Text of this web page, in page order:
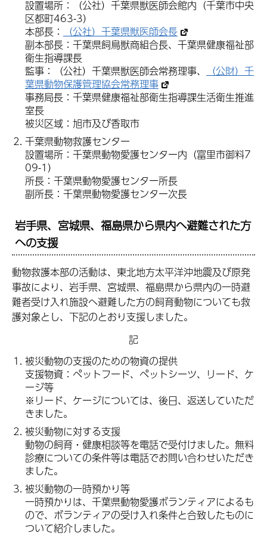
設置場所：（公社）千葉県獣医師会館内（千葉市中央
区都町463-3）
本部長：
（公社）千葉県獣医師会長
副本部長：千葉県飼鳥獣商組合長、千葉県健康福祉部
衛生指導課長
監事：（公社）千葉県獣医師会常務理事、
（公財）千
葉県動物保護管理協会常務理事
事務局長：千葉県健康福祉部衛生指導課生活衛生推進
室長
被災区域：旭市及び香取市
千葉県動物救護センター
設置場所：千葉県動物愛護センター内（富里市御料7
09-1）
所長：千葉県動物愛護センター所長
副所長：千葉県動物愛護センター次長
岩手県、宮城県、福島県から県内へ避難された方
への支援
動物救護本部の活動は、東北地方太平洋沖地震及び原発
事故により、岩手県、宮城県、福島県から県内の一時避
難者受け入れ施設へ避難した方の飼育動物についても救
護対象とし、下記のとおり支援しました。
記
被災動物の支援のための物資の提供
支援物資：ペットフード、ペットシーツ、リード、ケ
ージ等
※リード、ケージについては、後日、返送していただ
きました。
被災動物に対する支援
動物の飼育・健康相談等を電話で受付けました。無料
診療についての条件等は電話でお問い合わせいただき
ました。
被災動物の一時預かり等
一時預かりは、千葉県動物愛護ボランティアによるも
ので、ボランティアの受け入れ条件と合致したものに
ついて紹介しました。